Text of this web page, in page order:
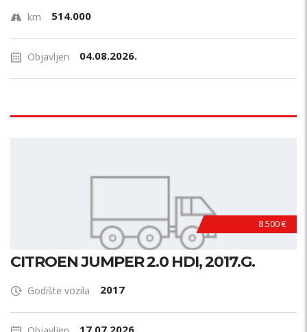
km 514.000
Objavljen 04.08.2026.
8.500 €
CITROEN JUMPER 2.0 HDI, 2017.G.
Godište vozila 2017
17.07.2026.